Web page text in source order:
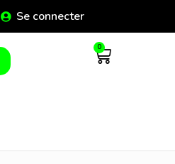
Se connecter
0